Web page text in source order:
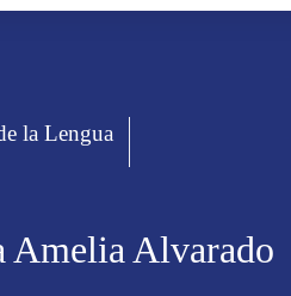
la Lengua
Amelia Alvarado